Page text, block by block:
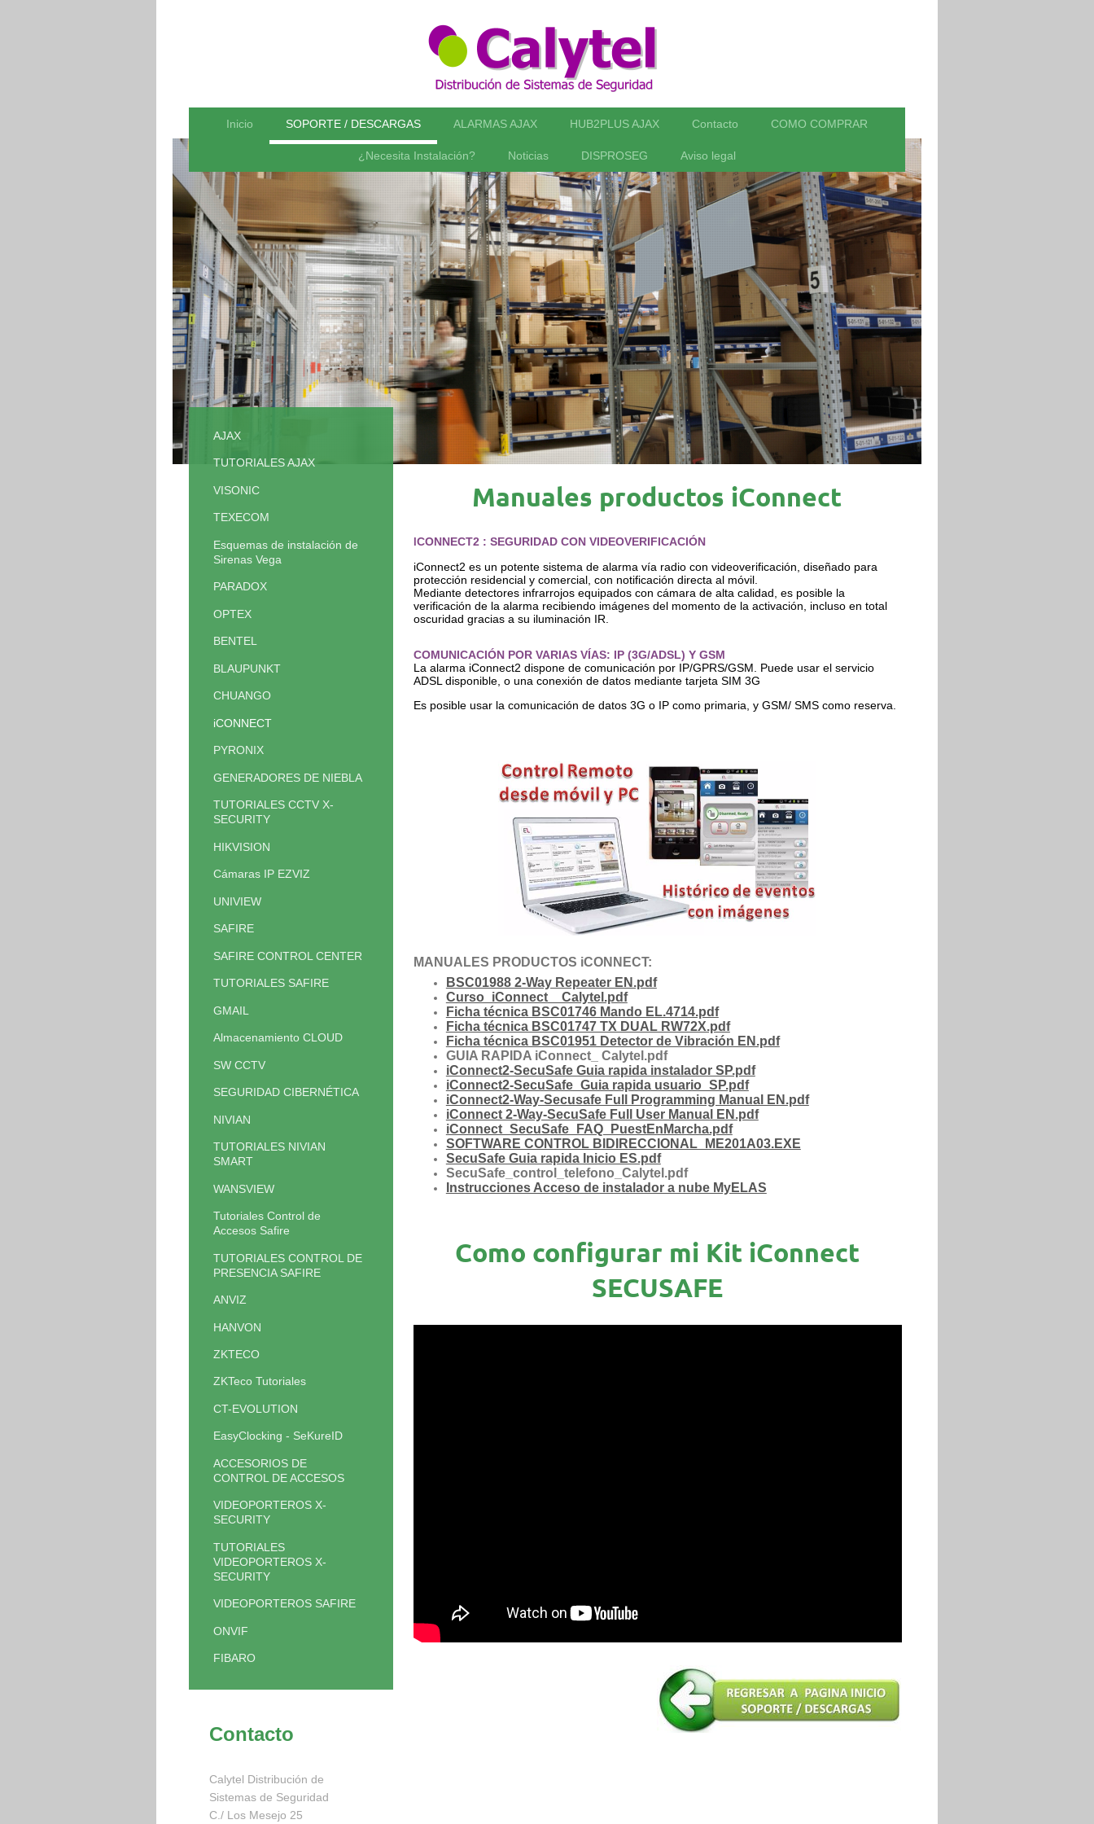
Inicio SOPORTE / DESCARGAS ALARMAS AJAX HUB2PLUS AJAX Contacto COMO COMPRAR
¿Necesita Instalación? Noticias DISPROSEG Aviso legal
Manuales productos iConnect
CONNECT2 : SEGURIDAD CON VIDEOVERIFICACIÓN
iConnect2 es un potente sistema de alarma vía radio con videoverificación, diseñado para
protección residencial y comercial, con notificación directa al móvil.
Mediante detectores infrarrojos equipados con cámara de alta calidad, es posible la
verificación de la alarma recibiendo imágenes del momento de la activación, incluso en total
oscuridad gracias a su iluminación IR.
COMUNICACIÓN POR VARIAS VÍAS: IP (3G/ADSL) Y GSM
La alarma iConnect2 dispone de comunicación por IP/GPRS/GSM. Puede usar el servicio
ADSL disponible, o una conexión de datos mediante tarjeta SIM 3G
Es posible usar la comunicación de datos 3G o IP como primaria, y GSM/ SMS como reserva.
MANUALES PRODUCTOS iCONNECT:
BSC01988 2-Way Repeater EN.pdf
Curso_iConnect _ Calytel.pdf
Ficha técnica BSC01746 Mando EL.4714.pdf
Ficha técnica BSC01747 TX DUAL RW72X.pdf
Ficha técnica BSC01951 Detector de Vibración EN.pdf
GUIA RAPIDA iConnect_ Calytel.pdf
iConnect2-SecuSafe Guia rapida instalador SP.pdf
iConnect2-SecuSafe_Guia rapida usuario_SP.pdf
iConnect2-Way-Secusafe Full Programming Manual EN.pdf
iConnect 2-Way-SecuSafe Full User Manual EN.pdf
iConnect_SecuSafe_FAQ_PuestEnMarcha.pdf
SOFTWARE CONTROL BIDIRECCIONAL_ME201A03.EXE
SecuSafe Guia rapida Inicio ES.pdf
SecuSafe_control_telefono_Calytel.pdf
Instrucciones Acceso de instalador a nube MyELAS
Como configurar mi Kit iConnect
SECUSAFE
AJAX
TUTORIALES AJAX
VISONIC
TEXECOM
Esquemas de instalación de
Sirenas Vega
PARADOX
OPTEX
BENTEL
BLAUPUNKT
CHUANGO
iCONNECT
PYRONIX
GENERADORES DE NIEBLA
TUTORIALES CCTV X-
SECURITY
HIKVISION
Cámaras IP EZVIZ
UNIVIEW
SAFIRE
SAFIRE CONTROL CENTER
TUTORIALES SAFIRE
GMAIL
Almacenamiento CLOUD
SW CCTV
SEGURIDAD CIBERNÉTICA
NIVIAN
TUTORIALES NIVIAN
SMART
WANSVIEW
Tutoriales Control de
Accesos Safire
TUTORIALES CONTROL DE
PRESENCIA SAFIRE
ANVIZ
HANVON
ZKTECO
ZKTeco Tutoriales
CT-EVOLUTION
EasyClocking - SeKureID
ACCESORIOS DE
CONTROL DE ACCESOS
VIDEOPORTEROS X-
SECURITY
TUTORIALES
VIDEOPORTEROS X-
SECURITY
VIDEOPORTEROS SAFIRE
ONVIF
FIBARO
Contacto
Calytel Distribución de
Sistemas de Seguridad
C./ Los Mesejo 25